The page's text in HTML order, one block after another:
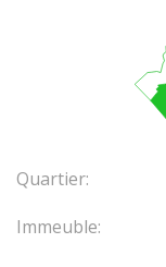
Quartier:
Immeuble: